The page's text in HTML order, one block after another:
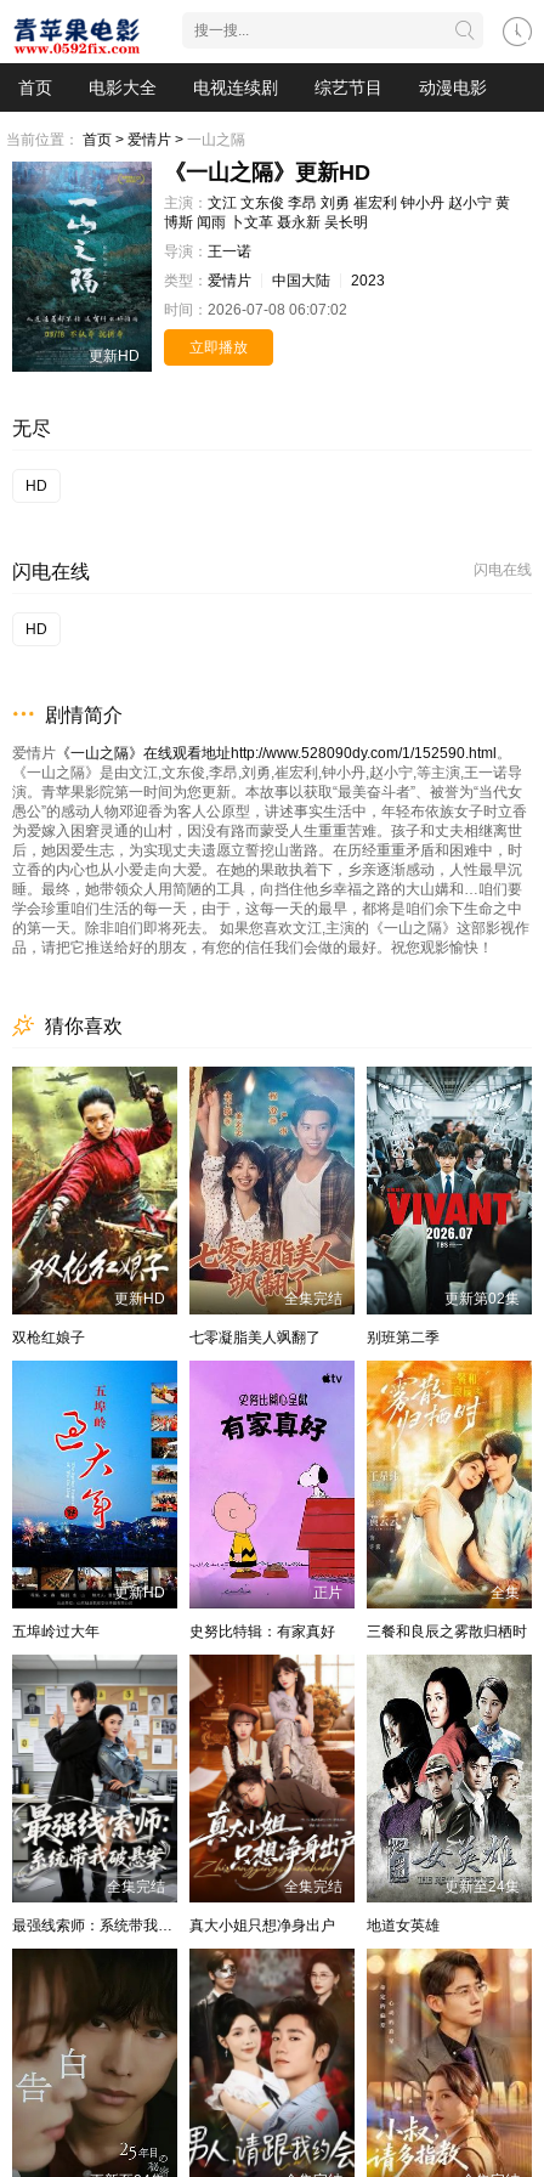
首页 电影大全 电视连续剧 综艺节目 动漫电影
当前位置： 首页 > 爱情片 > 一山之隔
更新HD
《一山之隔》更新HD
主演： 文江 文东俊 李昂 刘勇 崔宏利 钟小丹 赵小宁 黄
博斯 闻雨 卜文革 聂永新 吴长明
导演： 王一诺
类型： 爱情片 中国大陆
2023
时间： 2026-07-08 06:07:02
立即播放
无尽
HD
闪电在线
闪电在线
HD
剧情简介
爱情片 《一山之隔》在线观看地址http://www.528090dy.com/1/152590.html 。
《一山之隔》是由文江,文东俊,李昂,刘勇,崔宏利,钟小丹,赵小宁,等主演,王一诺导
演。青苹果影院第一时间为您更新。本故事以获取“最美奋斗者”、被誉为“当代女
愚公”的感动人物邓迎香为客人公原型，讲述事实生活中，年轻布依族女子时立香
为爱嫁入困窘灵通的山村，因没有路而蒙受人生重重苦难。孩子和丈夫相继离世
后，她因爱生志，为实现丈夫遗愿立誓挖山凿路。在历经重重矛盾和困难中，时
立香的内心也从小爱走向大爱。在她的果敢执着下，乡亲逐渐感动，人性最早沉
睡。最终，她带领众人用简陋的工具，向挡住他乡幸福之路的大山媾和…咱们要
学会珍重咱们生活的每一天，由于，这每一天的最早，都将是咱们余下生命之中
的第一天。除非咱们即将死去。 如果您喜欢文江,主演的《一山之隔》这部影视作
品，请把它推送给好的朋友，有您的信任我们会做的最好。祝您观影愉快！
猜你喜欢
更新HD
双枪红娘子
全集完结
七零凝脂美人飒翻了
更新第02集
别班第二季
更新HD
五埠岭过大年
正片
史努比特辑：有家真好
全集
三餐和良辰之雾散归栖时
全集完结
最强线索师：系统带我破悬案
全集完结
真大小姐只想净身出户
更新至24集
地道女英雄